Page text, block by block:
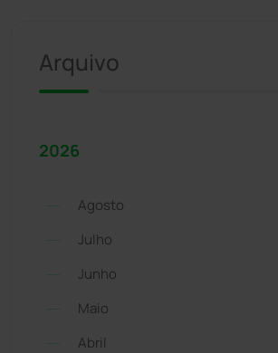
Arquivo
2026
Agosto
Julho
Junho
Maio
Abril